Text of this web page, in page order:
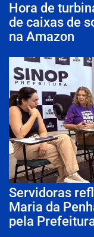
Hora de
de caixas de
na Amazon
Servidoras
Maria da
pela